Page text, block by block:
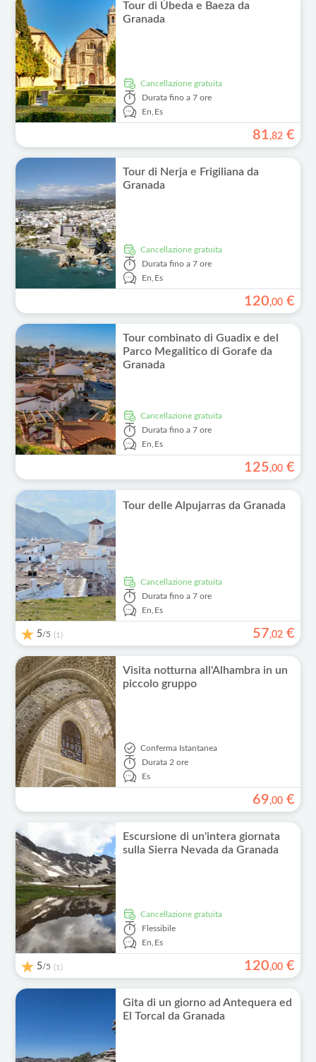
Tour di Úbeda e Baeza da
Granada
Cancellazione gratuita
Durata fino a 7 ore
En,Es
81,82 €
Tour di Nerja e Frigiliana da
Granada
Cancellazione gratuita
Durata fino a 7 ore
En,Es
120,00 €
Tour combinato di Guadix e del
Parco Megalitico di Gorafe da
Granada
Cancellazione gratuita
Durata fino a 7 ore
En,Es
125,00 €
Tour delle Alpujarras da Granada
Cancellazione gratuita
Durata fino a 7 ore
En,Es
5/5 (1) 57,02 €
Visita notturna all'Alhambra in un
piccolo gruppo
Conferma Istantanea
Durata 2 ore
Es
69,00 €
Escursione di un'intera giornata
sulla Sierra Nevada da Granada
Cancellazione gratuita
Flessibile
En,Es
5/5 (1) 120,00 €
Gita di un giorno ad Antequera ed
El Torcal da Granada